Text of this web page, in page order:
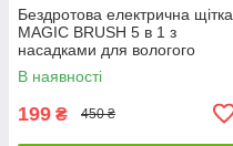
Бездротова електрична щітка
MAGIC BRUSH 5 в 1 з
насадками для вологого
прибирання
В наявності
199 ₴ 450 ₴